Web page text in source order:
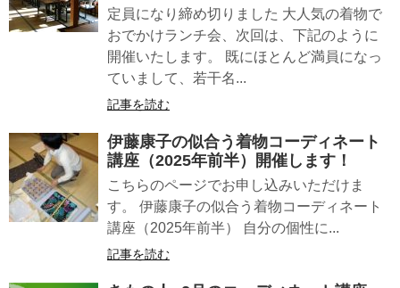
定員になり締め切りました 大人気の着物で
おでかけランチ会、次回は、下記のように
開催いたします。 既にほとんど満員になっ
ていまして、若干名...
記事を読む
伊藤康子の似合う着物コーディネート
講座（2025年前半）開催します！
こちらのページでお申し込みいただけま
す。 伊藤康子の似合う着物コーディネート
講座（2025年前半） 自分の個性に...
記事を読む